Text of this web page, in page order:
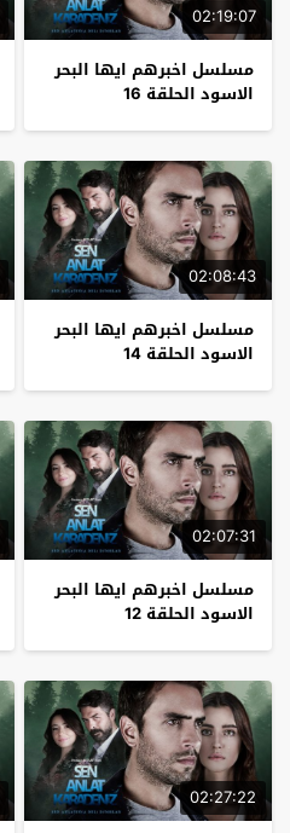
02:19:07
مسلسل اخبرهم ايها البحر
الاسود الحلقة 16
02:08:43
مسلسل اخبرهم ايها البحر
الاسود الحلقة 14
02:07:31
مسلسل اخبرهم ايها البحر
الاسود الحلقة 12
02:27:22